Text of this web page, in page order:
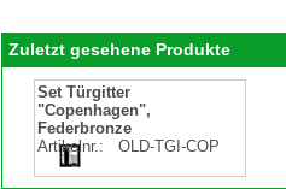
Zuletzt gesehene Produkte
Set Türgitter
"Copenhagen",
Federbronze
Artikelnr.:
OLD-TGI-COP